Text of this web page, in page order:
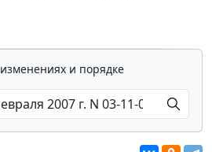
и порядке